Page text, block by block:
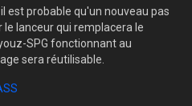
est probable qu'un nouveau pas
lanceur qui remplacera le
SPG fonctionnant au
sera réutilisable.